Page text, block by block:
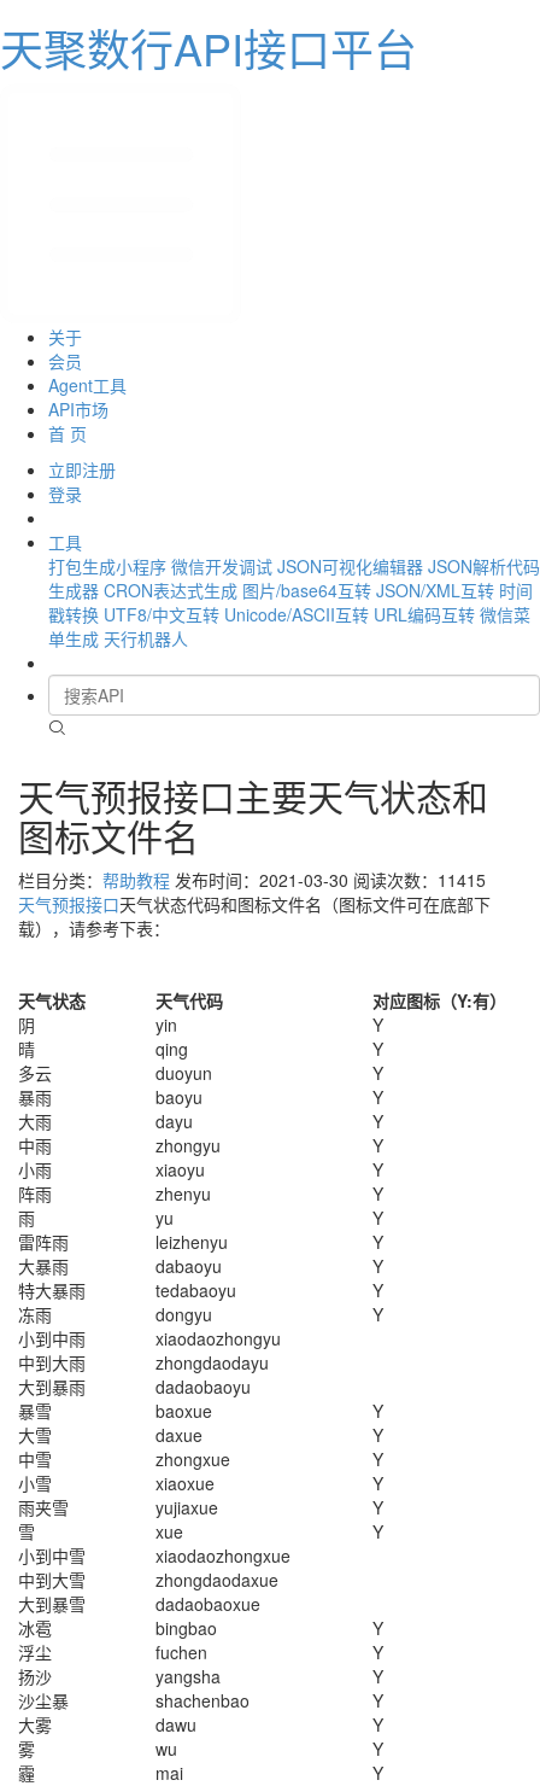
天聚数行API接口平台
关于
会员
Agent工具
API市场
首 页
立即注册
登录
工具
打包生成小程序 微信开发调试 JSON可视化编辑器 JSON解析代码
生成器 CRON表达式生成 图片/base64互转 JSON/XML互转 时间
戳转换 UTF8/中文互转 Unicode/ASCII互转 URL编码互转 微信菜
单生成 天行机器人
天气预报接口主要天气状态和
图标文件名
栏目分类： 帮助教程 发布时间：2021-03-30 阅读次数：11415
天气预报接口天气状态代码和图标文件名（图标文件可在底部下
载），请参考下表：
天气状态 天气代码
对应图标（Y:有）
阴
yin
Y
晴
qing
Y
多云
duoyun
Y
暴雨
baoyu
Y
大雨
dayu
Y
中雨
zhongyu
Y
小雨
xiaoyu
Y
阵雨
zhenyu
Y
雨
yu
Y
雷阵雨
leizhenyu
Y
大暴雨
dabaoyu
Y
特大暴雨
tedabaoyu
Y
冻雨
dongyu
Y
小到中雨
xiaodaozhongyu
中到大雨
zhongdaodayu
大到暴雨
dadaobaoyu
暴雪
baoxue
Y
大雪
daxue
Y
中雪
zhongxue
Y
小雪
xiaoxue
Y
雨夹雪
yujiaxue
Y
雪
xue
Y
小到中雪
xiaodaozhongxue
中到大雪
zhongdaodaxue
大到暴雪
dadaobaoxue
冰雹
bingbao
Y
浮尘
fuchen
Y
扬沙
yangsha
Y
沙尘暴
shachenbao
Y
大雾
dawu
Y
雾
wu
Y
霾
mai Y